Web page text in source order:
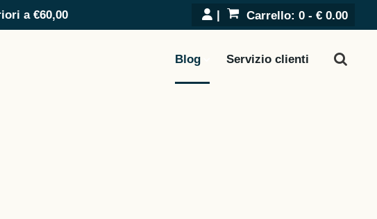
a €60,00 Carrello:0 -€ 0.00
Blog Servizio clienti